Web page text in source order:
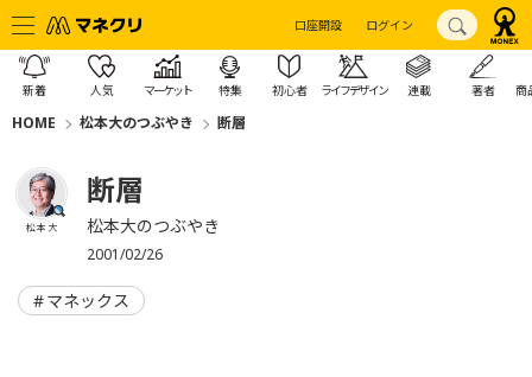
口座開設 ログイン
新着 人気 マーケット 特集 初心者 ライフデザイン 連載 著者 商
HOME 松本大のつぶやき 断層
松本 大
断層
松本大のつぶやき
2001/02/26
マネックス